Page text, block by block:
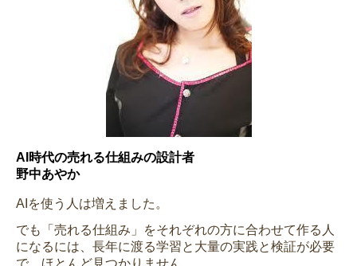
AI時代の売れる仕組みの設計者
野中あやか
AIを使う人は増えました。
でも「売れる仕組み」をそれぞれの方に合わせて作る人
になるには、長年に渡る学習と大量の実践と検証が必要